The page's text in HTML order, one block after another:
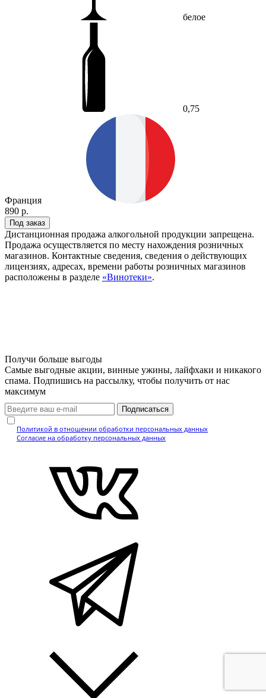
белое
0,75
Франция
890 р.
Под заказ
Дистанционная продажа алкогольной продукции запрещена.
Продажа осуществляется по месту нахождения розничных
магазинов. Контактные сведения, сведения о действующих
лицензиях, адресах, времени работы розничных магазинов
расположены в разделе «Винотеки».
Получи больше выгоды
Самые выгодные акции, винные ужины, лайфхаки и никакого
спама. Подпишись на рассылку, чтобы получить от нас
максимум
Подписаться
Политикой в отношении обработки персональных данных
Согласие на обработку персональных данных